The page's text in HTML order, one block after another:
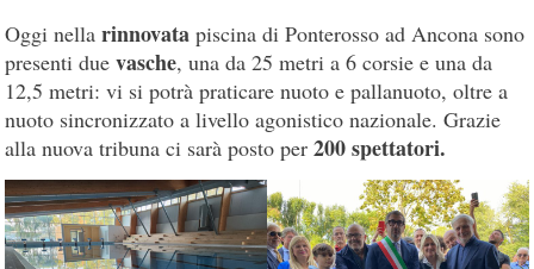
Oggi nellarinnovata piscina di Ponterosso ad Ancona sono
presenti duevasche, una da 25 metri a 6 corsie e una da
12,5 metri: vi si potrà praticare nuoto e pallanuoto, oltre a
nuoto sincronizzato a livello agonistico nazionale. Grazie
alla nuova tribuna ci sarà posto per200 spettatori.